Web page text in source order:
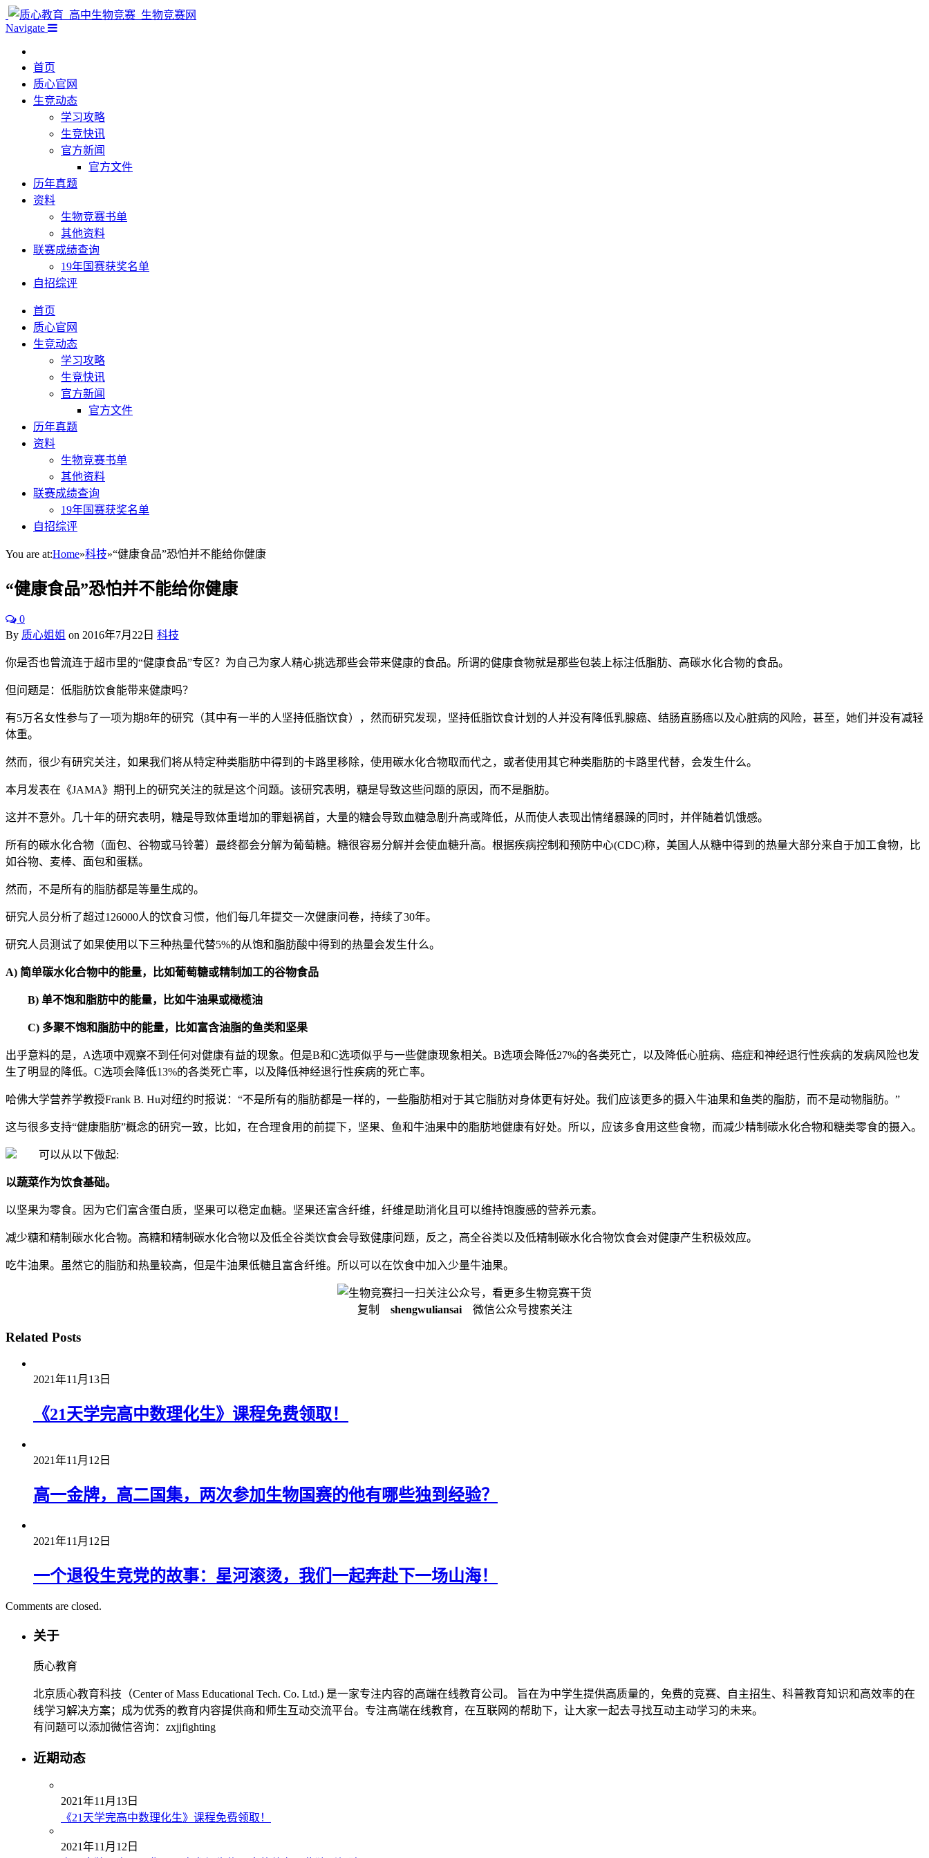
Navigate
首页
质心官网
生竞动态
学习攻略
生竞快讯
官方新闻
官方文件
历年真题
资料
生物竞赛书单
其他资料
联赛成绩查询
19年国赛获奖名单
自招综评
首页
质心官网
生竞动态
学习攻略
生竞快讯
官方新闻
官方文件
历年真题
资料
生物竞赛书单
其他资料
联赛成绩查询
19年国赛获奖名单
自招综评
You are at:Home»科技»“健康食品”恐怕并不能给你健康
“健康食品”恐怕并不能给你健康
0
By 质心姐姐 on 2016年7月22日 科技
你是否也曾流连于超市里的“健康食品”专区？为自己为家人精心挑选那些会带来健康的食品。所谓的健康食物就是那些包装上标注低脂肪、高碳水化合物的食品。
但问题是：低脂肪饮食能带来健康吗？
有5万名女性参与了一项为期8年的研究（其中有一半的人坚持低脂饮食），然而研究发现，坚持低脂饮食计划的人并没有降低乳腺癌、结肠直肠癌以及心脏病的风险，甚至，她们并没有减轻
体重。
然而，很少有研究关注，如果我们将从特定种类脂肪中得到的卡路里移除，使用碳水化合物取而代之，或者使用其它种类脂肪的卡路里代替，会发生什么。
本月发表在《JAMA》期刊上的研究关注的就是这个问题。该研究表明，糖是导致这些问题的原因，而不是脂肪。
这并不意外。几十年的研究表明，糖是导致体重增加的罪魁祸首，大量的糖会导致血糖急剧升高或降低，从而使人表现出情绪暴躁的同时，并伴随着饥饿感。
所有的碳水化合物（面包、谷物或马铃薯）最终都会分解为葡萄糖。糖很容易分解并会使血糖升高。根据疾病控制和预防中心(CDC)称，美国人从糖中得到的热量大部分来自于加工食物，比
如谷物、麦棒、面包和蛋糕。
然而，不是所有的脂肪都是等量生成的。
研究人员分析了超过126000人的饮食习惯，他们每几年提交一次健康问卷，持续了30年。
研究人员测试了如果使用以下三种热量代替5%的从饱和脂肪酸中得到的热量会发生什么。
A) 简单碳水化合物中的能量，比如葡萄糖或精制加工的谷物食品
B) 单不饱和脂肪中的能量，比如牛油果或橄榄油
C) 多聚不饱和脂肪中的能量，比如富含油脂的鱼类和坚果
出乎意料的是，A选项中观察不到任何对健康有益的现象。但是B和C选项似乎与一些健康现象相关。B选项会降低27%的各类死亡，以及降低心脏病、癌症和神经退行性疾病的发病风险也发
生了明显的降低。C选项会降低13%的各类死亡率，以及降低神经退行性疾病的死亡率。
哈佛大学营养学教授Frank B. Hu对纽约时报说：“不是所有的脂肪都是一样的，一些脂肪相对于其它脂肪对身体更有好处。我们应该更多的摄入牛油果和鱼类的脂肪，而不是动物脂肪。”
这与很多支持“健康脂肪”概念的研究一致，比如，在合理食用的前提下，坚果、鱼和牛油果中的脂肪地健康有好处。所以，应该多食用这些食物，而减少精制碳水化合物和糖类零食的摄入。
可以从以下做起:
以蔬菜作为饮食基础。
以坚果为零食。因为它们富含蛋白质，坚果可以稳定血糖。坚果还富含纤维，纤维是助消化且可以维持饱腹感的营养元素。
减少糖和精制碳水化合物。高糖和精制碳水化合物以及低全谷类饮食会导致健康问题，反之，高全谷类以及低精制碳水化合物饮食会对健康产生积极效应。
吃牛油果。虽然它的脂肪和热量较高，但是牛油果低糖且富含纤维。所以可以在饮食中加入少量牛油果。
扫一扫关注公众号，看更多生物竞赛干货
复制 shengwuliansai微信公众号搜索关注
Related Posts
2021年11月13日
《21天学完高中数理化生》课程免费领取！
2021年11月12日
高一金牌，高二国集，两次参加生物国赛的他有哪些独到经验？
2021年11月12日
一个退役生竞党的故事：星河滚烫，我们一起奔赴下一场山海！
Comments are closed.
关于
质心教育
北京质心教育科技（Center of Mass Educational Tech. Co. Ltd.) 是一家专注内容的高端在线教育公司。 旨在为中学生提供高质量的，免费的竞赛、自主招生、科普教育知识和高效率的在
线学习解决方案；成为优秀的教育内容提供商和师生互动交流平台。专注高端在线教育，在互联网的帮助下，让大家一起去寻找互动主动学习的未来。
有问题可以添加微信咨询：zxjjfighting
近期动态
2021年11月13日
《21天学完高中数理化生》课程免费领取！
2021年11月12日